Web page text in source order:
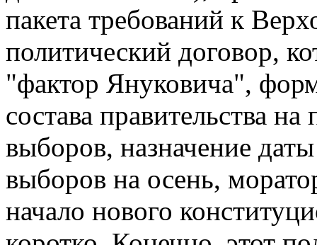
пакета требований к
политический договор,
"фактор Януковича",
состава правительства
выборов, назначение
выборов на осень,
начало нового